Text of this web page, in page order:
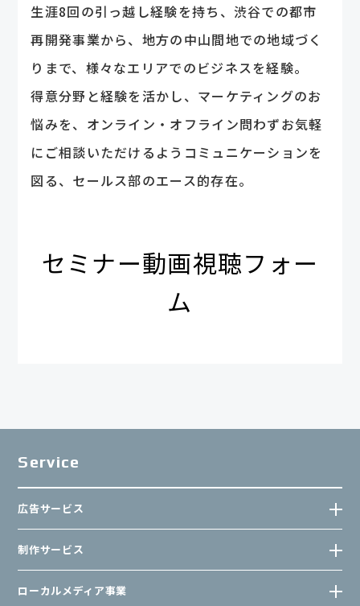
生涯8回の引っ越し経験を持ち、渋谷での都市
再開発事業から、地方の中山間地での地域づく
りまで、様々なエリアでのビジネスを経験。
得意分野と経験を活かし、マーケティングのお
悩みを、オンライン・オフライン問わずお気軽
にご相談いただけるようコミュニケーションを
図る、セールス部のエース的存在。
セミナー動画視聴フォー
ム
Service
広告サービス
制作サービス
ローカルメディア事業